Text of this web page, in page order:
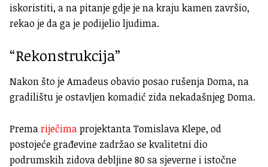
iskoristiti, a na pitanje gdje je na kraju kamen završio,
rekao je da ga je podijelio ljudima.
“Rekonstrukcija”
Nakon što je Amadeus obavio posao rušenja Doma, na
gradilištu je ostavljen komadić zida nekadašnjeg Doma.
Premariječimaprojektanta Tomislava Klepe, od
postojeće građevine zadržao se kvalitetni dio
podrumskih zidova debljine 80 sa sjeverne i istočne